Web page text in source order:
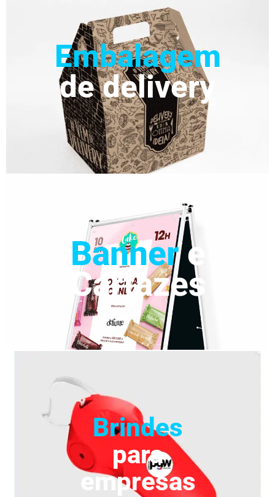
Embalagem
de delivery
Bannere
Cartazes
Brindes
para
empresas